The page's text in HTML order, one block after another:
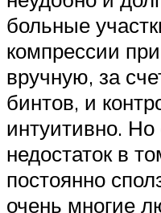
больные
компрессии
вручную, за
бинтов, и
интуитивно.
недостаток в
постоянно
очень многие